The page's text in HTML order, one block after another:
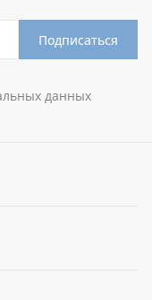
Подписаться
данных